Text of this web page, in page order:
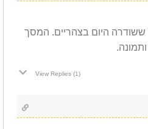
ששודרה היום בצהריים. המסך
View Replies (1)